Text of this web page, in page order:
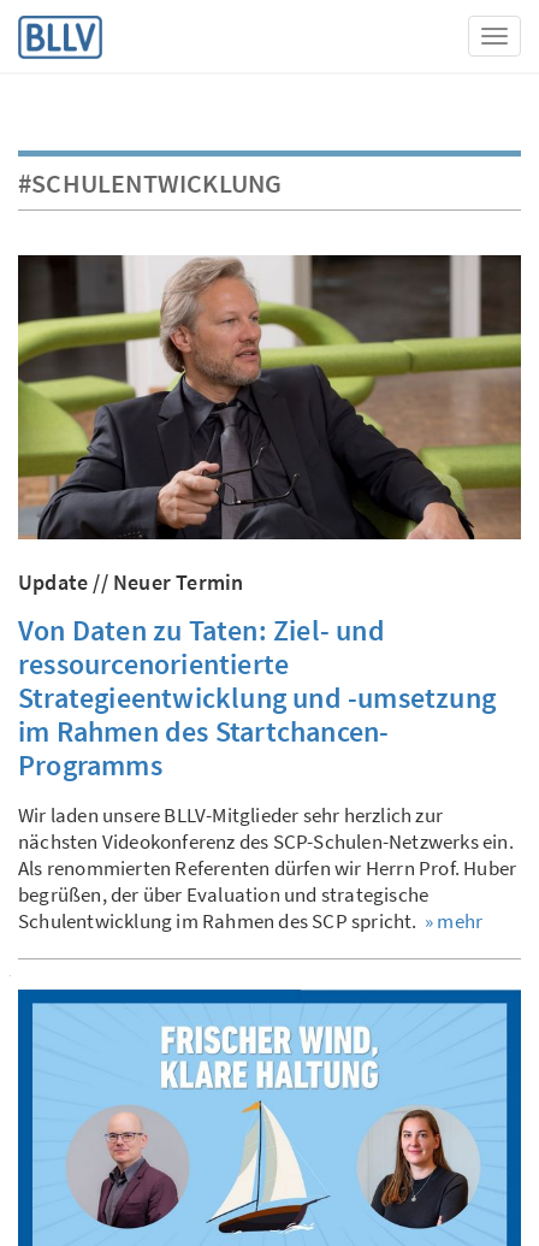
#SCHULENTWICKLUNG
Update // Neuer Termin
Von Daten zu Taten: Ziel- und
ressourcenorientierte
Strategieentwicklung und -umsetzung
im Rahmen des Startchancen-
Programms
Wir laden unsere BLLV-Mitglieder sehr herzlich zur
nächsten Videokonferenz des SCP-Schulen-Netzwerks ein.
Als renommierten Referenten dürfen wir Herrn Prof. Huber
begrüßen, der über Evaluation und strategische
Schulentwicklung im Rahmen des SCP spricht. » mehr